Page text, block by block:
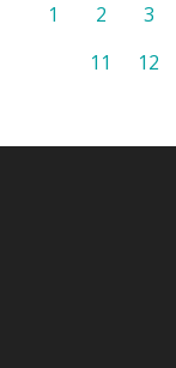
1 2 3
11
12